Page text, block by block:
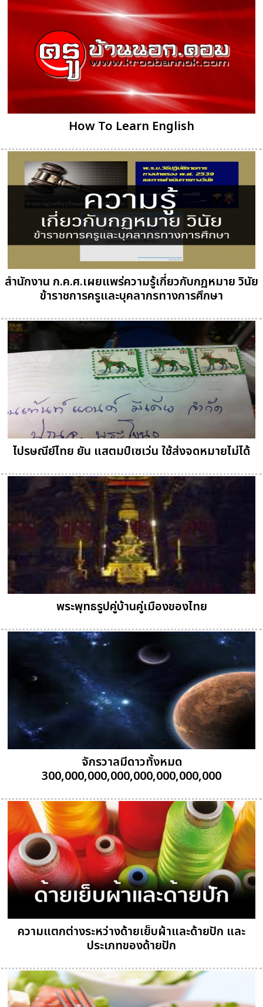
How To Learn English
สำนักงาน ก.ค.ศ.เผยแพร่ความรู้เกี่ยวกับกฏหมาย วินัย
ข้าราชการครูและบุคลากรทางการศึกษา
ไปรษณีย์ไทย ยัน แสตมป์เซเว่น ใช้ส่งจดหมายไม่ได้
พระพุทธรูปคู่บ้านคู่เมืองของไทย
จักรวาลมีดาวทั้งหมด
300,000,000,000,000,000,000,000
ความแตกต่างระหว่างด้ายเย็บผ้าและด้ายปัก และ
ประเภทของด้ายปัก